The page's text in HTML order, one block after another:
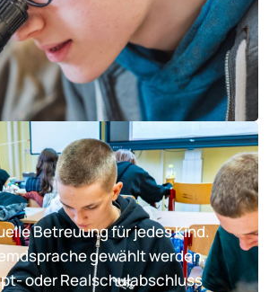
Betreuung für jedes Kind.
gewählt werden,
oder Realschulabschluss